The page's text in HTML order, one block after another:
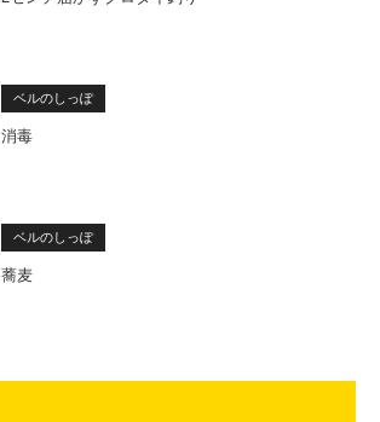
ベルのしっぽ
消毒
ベルのしっぽ
蕎麦